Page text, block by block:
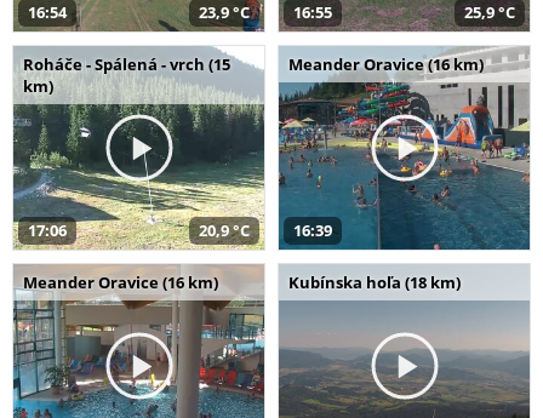
16:54 23,9 °C 16:55 25,9 °C
Roháče - Spálená - vrch (15
km)
17:06 20,9 °C
Meander Oravice (16 km)
16:39
Meander Oravice (16 km) Kubínska hoľa (18 km)